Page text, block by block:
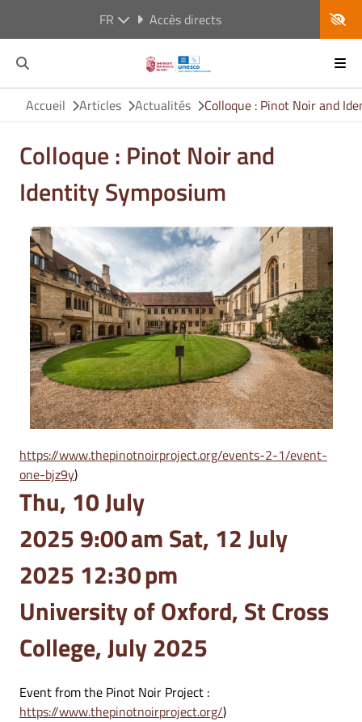
FR Accès directs
Accueil Articles Actualités Colloque : Pinot Noir and
Colloque : Pinot Noir and
Identity Symposium
https://www.thepinotnoirproject.org/events-2-1/event-
one-bjz9y)
Thu, 10 July
2025 9:00 am Sat, 12 July
2025 12:30 pm
University of Oxford, St Cross
College, July 2025
Event from the Pinot Noir Project :
https://www.thepinotnoirproject.org/)